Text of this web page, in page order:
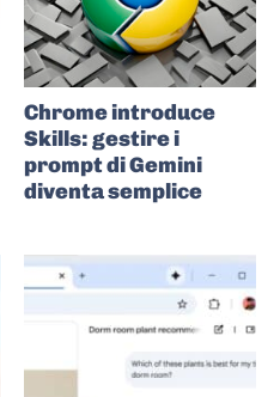
Chrome introduce
Skills: gestire i
prompt di Gemini
diventa semplice